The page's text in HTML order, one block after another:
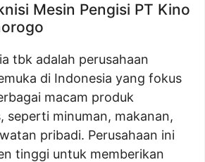
Mesin Pengisi PT Kino
tbk adalah perusahaan
di Indonesia yang fokus
macam produk
seperti minuman, makanan,
pribadi. Perusahaan ini
tinggi untuk memberikan